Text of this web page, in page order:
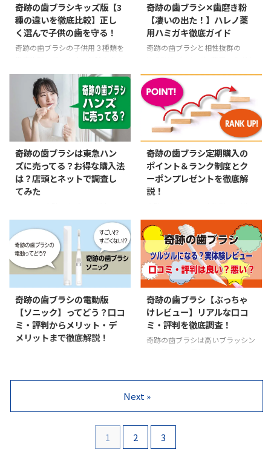
奇跡の歯ブラシキッズ版【3
種の違いを徹底比較】正し
く選んで子供の歯を守る！
奇跡の歯ブラシの子供用３種類を
状態に合う選び方で虫歯ゼロへ。
口コミ・評判、メリット・デメリ
ットも紹介。子供の歯磨きに悩む
親御さんは参考にどうぞ。
奇跡の歯ブラシ✕歯磨き粉
【凄いの出た！】ハレノ薬
用ハミガキ徹底ガイド
奇跡の歯ブラシと相性抜群の
を紹介します。優れたW効果や厳
選された有効成分やメリット・デ
メリットも詳しく解説。話題の歯
磨き粉に興味がある方はご覧くだ
さい。
奇跡の歯ブラシは東急ハン
ズに売ってる？お得な購入法
は？店頭とネットで調査し
てみた
いるか実際に店頭に訪問して調べ
ました。ハンズで奇跡の歯ブラシ
を購入したい方は参考にどうぞ。
奇跡の歯ブラシ定期購入の
ポイント＆ランク制度とク
ーポンプレゼントを徹底解
説！
された新しいお得なシステム、
「ポイント制度」、「会員ランク
制度」、「ランクアップボーナス
クーポン」について詳しく紹介し
ています。
奇跡の歯ブラシの電動版
【ソニック】ってどう？口コ
ミ・評判からメリット・デ
メリットまで徹底解説！
判、性能からメリット・デメリッ
トまで詳しく解説しています。
奇跡の歯ブラシ【ぶっちゃ
けレビュー】リアルな口コ
ミ・評判を徹底調査！
奇跡の歯ブラシは高いブラッシン
ネガティブな意見の真実を検証し
ました。ブラッシング効果の本当
の実力がわかります。
1 2 3
Next »